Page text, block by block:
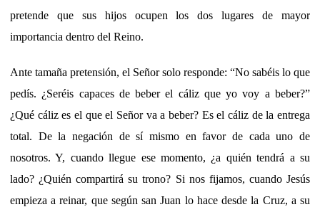
pretende que sus hijos ocupen los dos lugares de mayor
importancia dentro del Reino.
Ante tamaña pretensión, el Señor solo responde: “No sabéis lo que
pedís. ¿Seréis capaces de beber el cáliz que yo voy a beber?”
¿Qué cáliz es el que el Señor va a beber? Es el cáliz de la entrega
total. De la negación de sí mismo en favor de cada uno de
nosotros. Y, cuando llegue ese momento, ¿a quién tendrá a su
lado? ¿Quién compartirá su trono? Si nos fijamos, cuando Jesús
empieza a reinar, que según san Juan lo hace desde la Cruz, a su